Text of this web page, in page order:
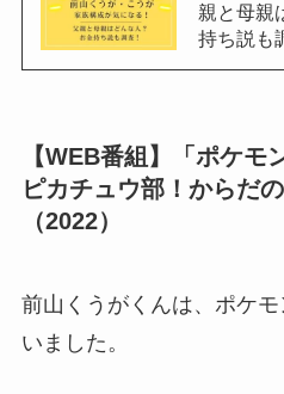
親と母親
持ち説も
【WEB番組】「ポケ
ピカチュウ部！からだ
（2022）
前山くうがくんは、ポケ
いました。